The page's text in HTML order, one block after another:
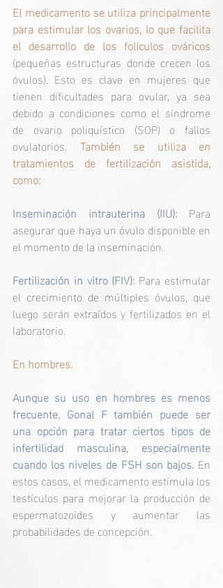
El medicamento se utiliza principalmente
para estimular los ovarios, lo que facilita
el desarrollo de los folículos ováricos
(pequeñas estructuras donde crecen los
óvulos). Esto es clave en mujeres que
tienen dificultades para ovular, ya sea
debido a condiciones como el síndrome
de ovario poliquístico (SOP) o fallos
ovulatorios. También se utiliza en
tratamientos de fertilización asistida,
como:
Inseminación intrauterina (IIU): Para
asegurar que haya un óvulo disponible en
el momento de la inseminación.
Fertilización in vitro (FIV): Para estimular
el crecimiento de múltiples óvulos, que
luego serán extraídos y fertilizados en el
laboratorio.
En hombres.
Aunque su uso en hombres es menos
frecuente, Gonal F también puede ser
una opción para tratar ciertos tipos de
infertilidad masculina, especialmente
cuando los niveles de FSH son bajos. En
estos casos, el medicamento estimula los
testículos para mejorar la producción de
espermatozoides y aumentar las
probabilidades de concepción.